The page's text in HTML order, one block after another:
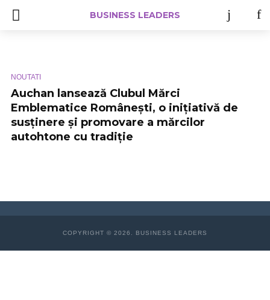
BUSINESS LEADERS
NOUTATI
Auchan lansează Clubul Mărci
Emblematice Românești, o inițiativă de
susținere și promovare a mărcilor
autohtone cu tradiție
COPYRIGHT © 2026. BUSINESS LEADERS